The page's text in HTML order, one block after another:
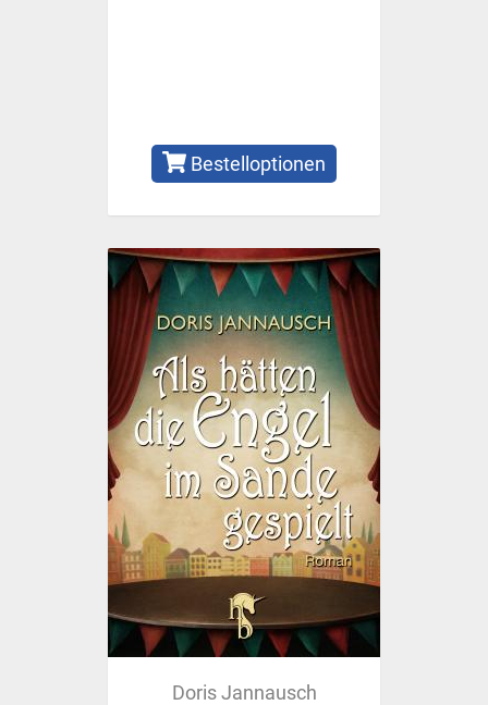
Bestelloptionen
Doris Jannausch